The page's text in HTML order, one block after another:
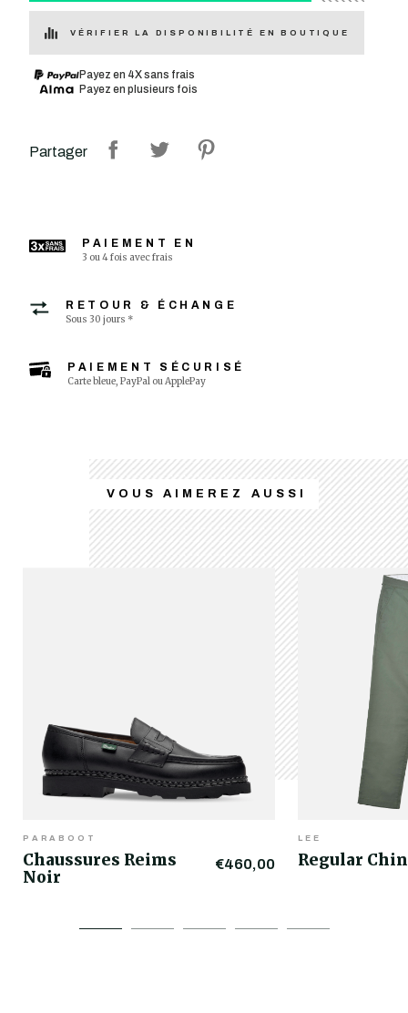
VÉRIFIER LA DISPONIBILITÉ EN BOUTIQUE
Payez en 4X sans frais
Payez en plusieurs fois
Partager
PAIEMENT EN
3 ou 4 fois avec frais
RETOUR & ÉCHANGE
Sous 30 jours *
PAIEMENT SÉCURISÉ
Carte bleue, PayPal ou ApplePay
VOUS AIMEREZ AUSSI
PARABOOT
Chaussures Reims
Noir
€460,00
LEE
Regular